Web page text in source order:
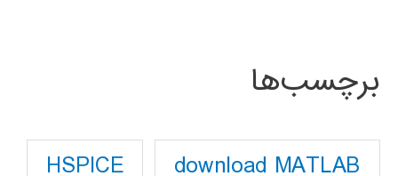
برچسب‌ها
download MATLAB
HSPICE